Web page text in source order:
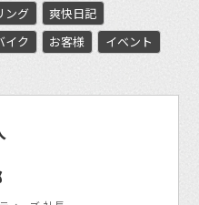
ング
爽快日記
イク お客様 イベント